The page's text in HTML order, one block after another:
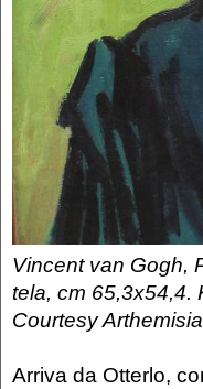
Vincent van Gogh,
tela, cm 65,3x54,4.
Courtesy Arthemisia
Arriva da Otterlo,